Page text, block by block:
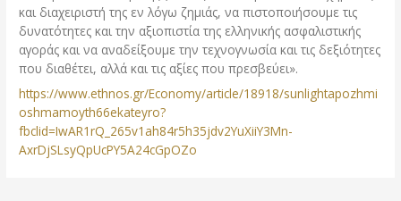
και διαχειριστή της εν λόγω ζηµιάς, να πιστοποιήσουµε τις
δυνατότητες και την αξιοπιστία της ελληνικής ασφαλιστικής
αγοράς και να αναδείξουµε την τεχνογνωσία και τις δεξιότητες
που διαθέτει, αλλά και τις αξίες που πρεσβεύει».
https://www.ethnos.gr/Economy/article/18918/sunlightapozhmi
oshmamoyth66ekateyro?
fbclid=IwAR1rQ_265v1ah84r5h35jdv2YuXiiY3Mn-
AxrDjSLsyQpUcPY5A24cGpOZo